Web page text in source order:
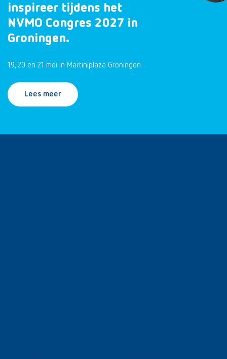
inspireer tijdens het
NVMO Congres 2027 in
Groningen.
19, 20 en 21 mei in Martiniplaza Groningen
Lees meer